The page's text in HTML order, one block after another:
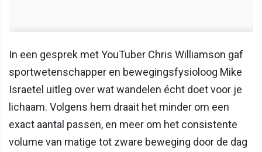
In een gesprek met YouTuber Chris Williamson gaf
sportwetenschapper en bewegings­fysioloog Mike
Israetel uitleg over wat wandelen écht doet voor je
lichaam. Volgens hem draait het minder om een
exact aantal passen, en meer om het consistente
volume van matige tot zware beweging door de dag